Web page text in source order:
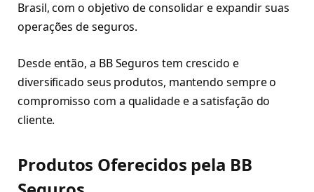
Brasil, com o objetivo de consolidar e expandir suas
operações de seguros.
Desde então, a BB Seguros tem crescido e
diversificado seus produtos, mantendo sempre o
compromisso com a qualidade e a satisfação do
cliente.
Produtos Oferecidos pela BB